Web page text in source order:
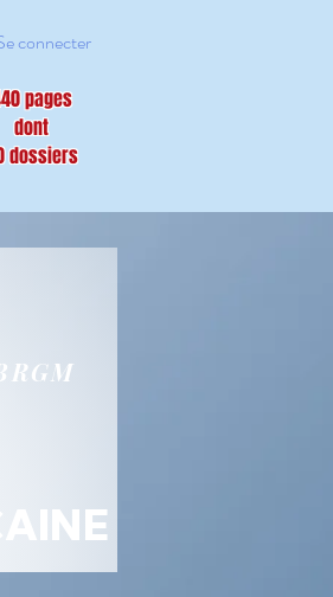
connecter
pages
dont
dossiers